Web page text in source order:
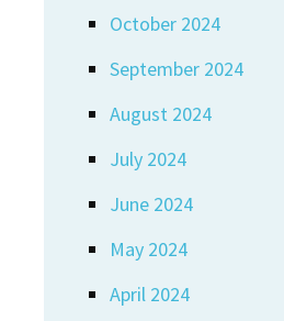
October 2024
September 2024
August 2024
July 2024
June 2024
May 2024
April 2024